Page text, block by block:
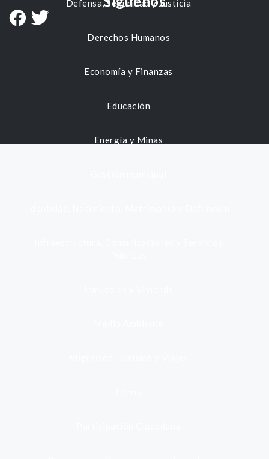
Defensa, Seguridad y Justicia
Derechos Humanos
Economía y Finanzas
Educación
Energía y Minas